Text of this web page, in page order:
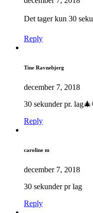
Det tager kun 30
Reply
Tine Ravnebjerg
december 7, 2018
30 sekunder pr.
Reply
caroline m
december 7, 2018
30 sekunder pr lag
Reply